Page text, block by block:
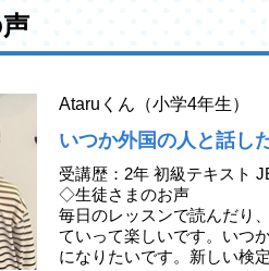
Ataruくん（小学4年生）
いつか外国の人と話し
受講歴：2年 初級テキスト
◇生徒さまのお声
毎日のレッスンで読んだり
ていって楽しいです。いつ
になりたいです。新しい検